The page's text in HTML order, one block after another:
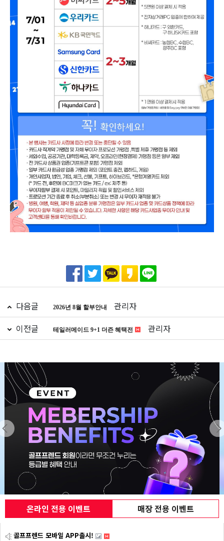
다음글 2026년 8월 할부안내
관리자
이전글
테일러메이드 9+1 더즌 혜택전 관리자
온라인 전용 이벤트 매장 전용 이벤트
골프프렌드 모바일 APP출시!